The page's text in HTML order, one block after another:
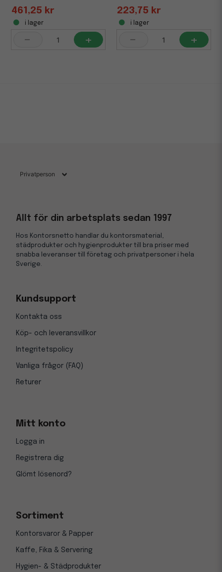
461,25 kr
i lager
- +
223,75 kr
i lager
- +
Allt för din arbetsplats sedan 1997
Hos Kontorsnetto handlar du kontorsmaterial,
städprodukter och hygienprodukter till bra priser med
snabba leveranser till företag och privatpersoner i hela
Sverige.
Kundsupport
Kontakta oss
Köp- och leveransvillkor
Integritetspolicy
Vanliga frågor (FAQ)
Returer
Mitt konto
Logga in
Registrera dig
Glömt lösenord?
Sortiment
Kontorsvaror & Papper
Kaffe, Fika & Servering
Hygien- & Städprodukter